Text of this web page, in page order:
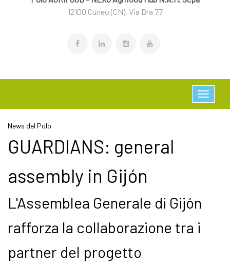
12100 Cuneo (CN), Via Bra 77
News del Polo
GUARDIANS: general
assembly in Gijón
L'Assemblea Generale di Gijón
rafforza la collaborazione tra i
partner del progetto